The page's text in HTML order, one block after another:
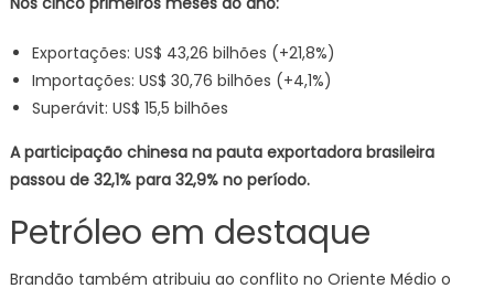
Exportações: US$ 43,26 bilhões (+21,8%)
Importações: US$ 30,76 bilhões (+4,1%)
Superávit: US$ 15,5 bilhões
A participação chinesa na pauta exportadora brasileira
passou de 32,1% para 32,9% no período.
Petróleo em destaque
Brandão também atribuiu ao conflito no Oriente Médio o